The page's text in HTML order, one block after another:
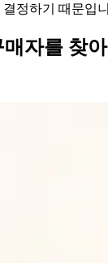
정하기 때문입
자를 찾